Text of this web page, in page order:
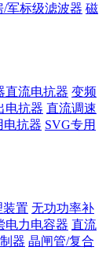
/军标级滤波器 磁
直流电抗器 变频
电抗器 直流调速
电抗器 SVG专用
装置 无功功率补
电力电容器 直流
器 晶闸管/复合